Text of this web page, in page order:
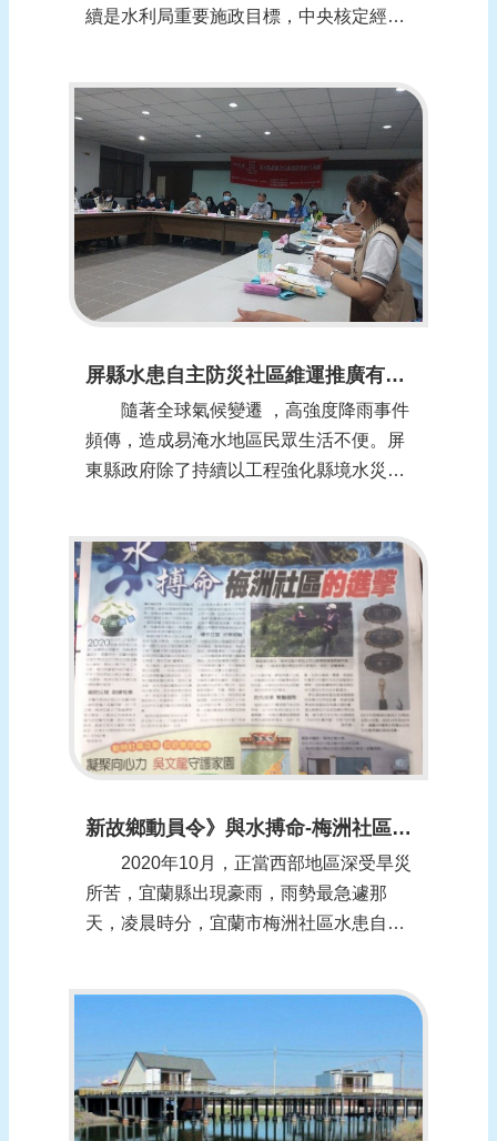
續是水利局重要施政目標，中央核定經費
際大獎─亞太地區智慧城市大獎，以及竹
溪水環境改善計畫獲得全臺唯一雙料國家
卓越建設獎肯定，展現永續發展的成
果。 水利...
屏縣水患自主防災社區維運推廣有成 (報導日期：1091228)
隨著全球氣候變遷 ，高強度降雨事件
頻傳，造成易淹水地區民眾生活不便。屏
東縣政府除了持續以工程強化縣境水災防
共有5個社區獲得水利署評鑑獎項，成果
斐然。 縣府水利處表示，縣府109
年...
新故鄉動員令》與水搏命-梅洲社區的進擊 (報導日期：1091207)
2020年10月，正當西部地區深受旱災
所苦，宜蘭縣出現豪雨，雨勢最急遽那
天，凌晨時分，宜蘭市梅洲社區水患自主
後，梅洲社區又恢復往昔一般的農村風
貌。 組防災隊 訓練有素 宜蘭市梅洲
社區位於...